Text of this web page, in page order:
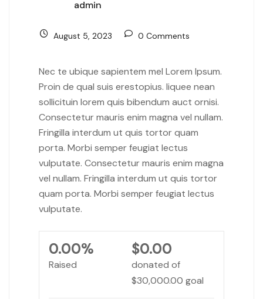
admin
August 5, 2023 0 Comments
Nec te ubique sapientem mel Lorem Ipsum.
Proin de qual suis erestopius. liquee nean
sollicituin lorem quis bibendum auct ornisi.
Consectetur mauris enim magna vel nullam.
Fringilla interdum ut quis tortor quam
porta. Morbi semper feugiat lectus
vulputate. Consectetur mauris enim magna
vel nullam. Fringilla interdum ut quis tortor
quam porta. Morbi semper feugiat lectus
vulputate.
0.00%
Raised
$0.00
donated of
$30,000.00 goal